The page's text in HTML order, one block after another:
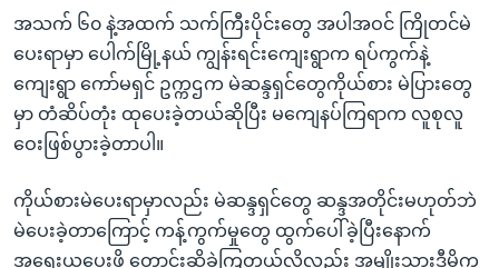
အသက် ၆၀ နဲ့အထက် သက်ကြီးပိုင်းတွေ အပါအဝင် ကြိုတင်မဲ
ပေးရာမှာ ပေါက်မြို့နယ် ကျွန်းရင်းကျေးရွာက ရပ်ကွက်နဲ့
ကျေးရွာ ကော်မရှင် ဥက္ကဌက မဲဆန္ဒရှင်တွေကိုယ်စား မဲပြားတွေ
မှာ တံဆိပ်တုံး ထုပေးခဲ့တယ်ဆိုပြီး မကျေနပ်ကြရာက လူစုလူ
ဝေးဖြစ်ပွားခဲ့တာပါ။
ကိုယ်စားမဲပေးရာမှာလည်း မဲဆန္ဒရှင်တွေ ဆန္ဒအတိုင်းမဟုတ်ဘဲ
မဲပေးခဲ့တာကြောင့် ကန့်ကွက်မှုတွေ ထွက်ပေါ်ခဲ့ပြီးနောက်
အရေးယူပေးဖို့ တောင်းဆိုခဲ့ကြတယ်လို့လည်း အမျိုးသားဒီမိုက